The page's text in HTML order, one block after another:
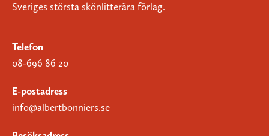
Sveriges största skönlitterära förlag.
Telefon
08-696 86 20
E-postadress
info@albertbonniers.se